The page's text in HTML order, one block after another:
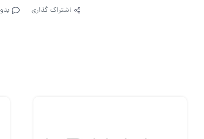
اشتراک گذاری